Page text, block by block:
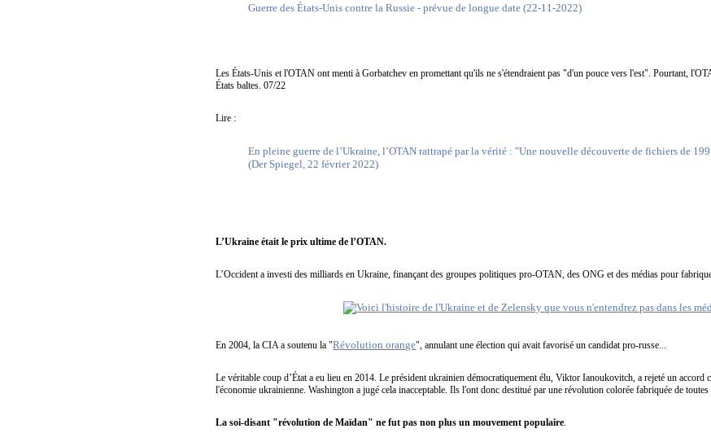
Guerre des États-Unis contre la Russie - prévue de longue date (22-11-2022)
Les États-Unis et l'OTAN ont menti à Gorbatchev en promettant qu'ils ne s'étendraient pas "d'un pouce vers l'est". Pourtant,
États baltes. 07/22
Lire :
En pleine guerre de l’Ukraine, l’OTAN rattrapé par la vérité : "Une nouvelle découverte de fichiers de
(Der Spiegel, 22 février 2022)
L’Ukraine était le prix ultime de l’OTAN.
L’Occident a investi des milliards en Ukraine, finançant des groupes politiques pro-OTAN, des ONG et des médias pour
En 2004, la CIA a soutenu la "Révolution orange", annulant une élection qui avait favorisé un candidat pro-russe...
Le véritable coup d’État a eu lieu en 2014. Le président ukrainien démocratiquement élu, Viktor Ianoukovitch, a rejeté un
l'économie ukrainienne. Washington a jugé cela inacceptable. Ils l'ont donc destitué par une révolution colorée fabriquée de toutes
La soi-disant "révolution de Maïdan" ne fut pas non plus un mouvement populaire